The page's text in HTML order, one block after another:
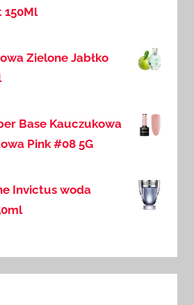
150Ml
Zielone Jabłko
Base Kauczukowa
Pink #08 5G
Invictus woda